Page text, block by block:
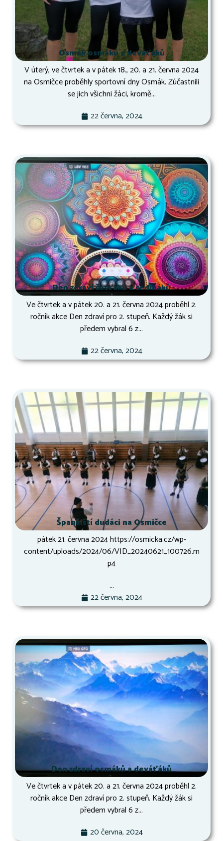
Osmák osmáků a deváťáků
V úterý, ve čtvrtek a v pátek 18., 20. a 21. června 2024
na Osmičce proběhly sportovní dny Osmák. Zúčastnili
se jich všichni žáci, kromě...
22 června, 2024
Den zdraví šesťáků a sedmáků
Ve čtvrtek a v pátek 20. a 21. června 2024 proběhl 2.
ročník akce Den zdraví pro 2. stupeň. Každý žák si
předem vybral 6 z...
22 června, 2024
Španělští dudáci na Osmičce
pátek 21. června 2024 https://osmicka.cz/wp-
content/uploads/2024/06/VID_20240621_100726.m
p4
...
22 června, 2024
Den zdraví osmáků a deváťáků
Ve čtvrtek a v pátek 20. a 21. června 2024 proběhl 2.
ročník akce Den zdraví pro 2. stupeň. Každý žák si
předem vybral 6 z...
20 června, 2024